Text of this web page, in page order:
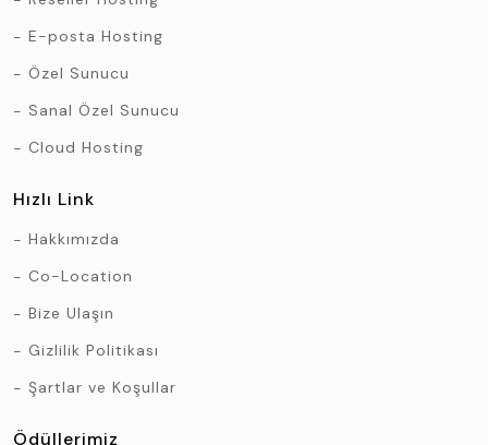
E-posta Hosting
Özel Sunucu
Sanal Özel Sunucu
Cloud Hosting
Hızlı Link
Hakkımızda
Co-Location
Bize Ulaşın
Gizlilik Politikası
Şartlar ve Koşullar
Ödüllerimiz